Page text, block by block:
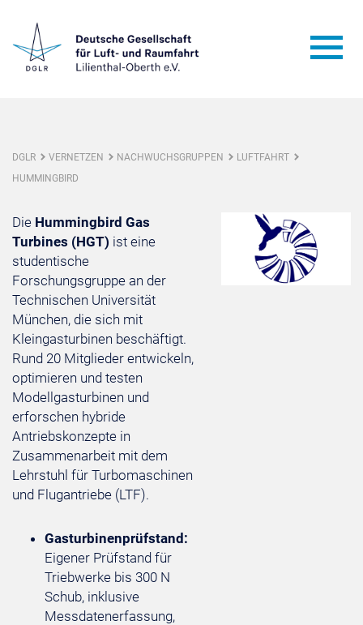
DGLR VERNETZEN NACHWUCHSGRUPPEN
LUFTFAHRT
HUMMINGBIRD
Die Hummingbird Gas
Turbines (HGT) ist eine
studentische
Forschungsgruppe an der
Technischen Universität
München, die sich mit
Kleingasturbinen beschäftigt.
Rund 20 Mitglieder entwickeln,
optimieren und testen
Modellgasturbinen und
erforschen hybride
Antriebskonzepte in
Zusammenarbeit mit dem
Lehrstuhl für Turbomaschinen
und Flugantriebe (LTF).
Gasturbinenprüfstand:
Eigener Prüfstand für
Triebwerke bis 300 N
Schub, inklusive
Messdatenerfassung,